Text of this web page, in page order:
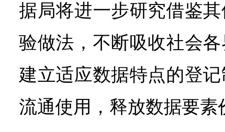
据局将进一步研究借鉴
验做法，不断吸收社会
建立适应数据特点的登
流通使用，释放数据要素